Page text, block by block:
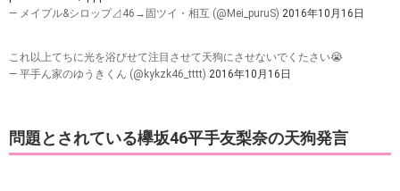
— メイプル&シロップ⊿46→固ツイ・相互 (@Mei_puruS) 2016年10月16日
これ以上てちに光を浴びせて注目させて天狗にさせないでくたさい😭
— 平手ん家のゆうきくん (@kykzk46_tttt) 2016年10月16日
問題とされている欅坂46平手友梨奈の天狗発言